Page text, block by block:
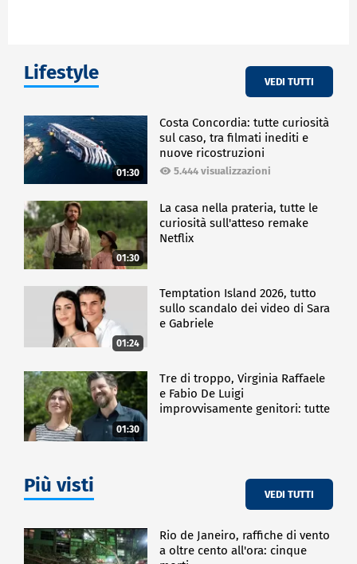
Lifestyle VEDI TUTTI
01:30
Costa Concordia: tutte curiosità
sul caso, tra filmati inediti e
nuove ricostruzioni
5.444 visualizzazioni
01:30
La casa nella prateria, tutte le
curiosità sull'atteso remake
Netflix
01:24
Temptation Island 2026, tutto
sullo scandalo dei video di Sara
e Gabriele
01:30
Tre di troppo, Virginia Raffaele
e Fabio De Luigi
improvvisamente genitori: tutte
Più visti VEDI TUTTI
Rio de Janeiro, raffiche di vento
a oltre cento all'ora: cinque